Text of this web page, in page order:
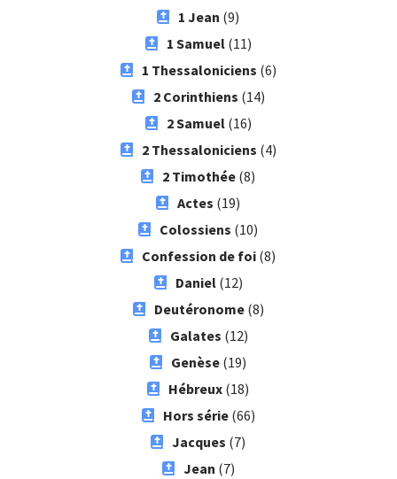
1 Jean (9)
1 Samuel(11)
1 Thessaloniciens (6)
2 Corinthiens (14)
2 Samuel(16)
2 Thessaloniciens (4)
2 Timothée (8)
Actes (19)
Colossiens (10)
Confession de foi (8)
Daniel(12)
Deutéronome(8)
Galates (12)
Genèse (19)
Hébreux (18)
Hors série(66)
Jacques (7)
Jean (7)